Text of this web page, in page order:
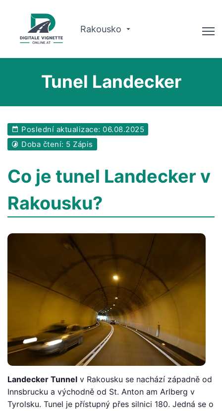
Rakousko
Plánovač tras
O nás
Tunel Landecker
Poslední aktualizace: 06.08.2025
Doba čtení: 5 Zápis
Co je tunel Landecker v
Rakousku?
Landecker Tunnel v Rakousku se nachází západně od
Innsbrucku a východně od St. Anton am Arlberg v
Tyrolsku. Tunel je přístupný přes silnici 180. Jedná se o